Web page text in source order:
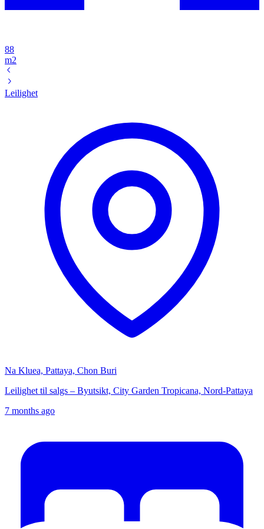
88
m2
Leilighet
Na Kluea, Pattaya, Chon Buri
Leilighet til salgs – Byutsikt, City Garden Tropicana, Nord-Pattaya
7 months ago